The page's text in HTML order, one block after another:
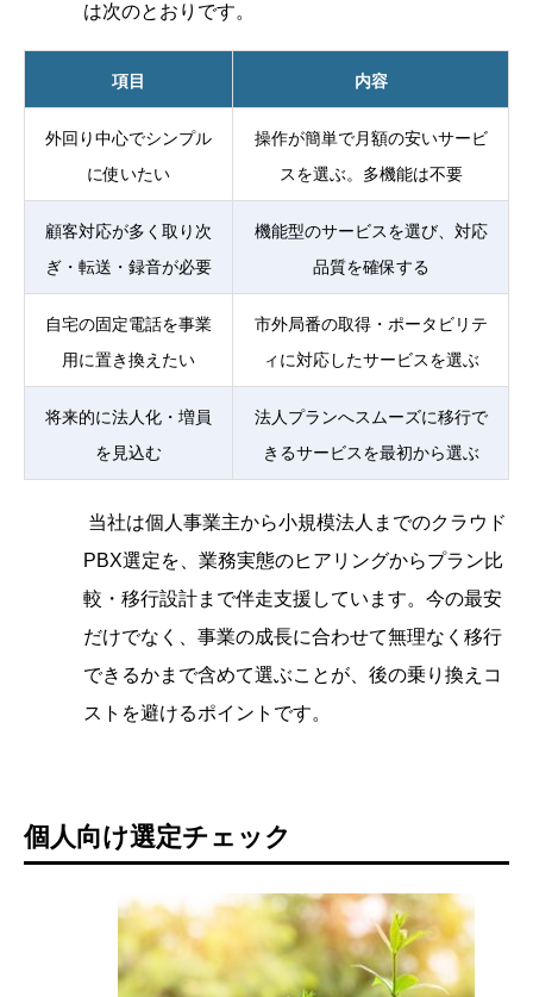
は次のとおりです。
項目 内容
外回り中心でシンプル
に使いたい
操作が簡単で月額の安いサービ
スを選ぶ。多機能は不要
顧客対応が多く取り次
ぎ・転送・録音が必要
機能型のサービスを選び、対応
品質を確保する
自宅の固定電話を事業
用に置き換えたい
市外局番の取得・ポータビリテ
ィに対応したサービスを選ぶ
将来的に法人化・増員
を見込む
法人プランへスムーズに移行で
きるサービスを最初から選ぶ
当社は個人事業主から小規模法人までのクラウド
PBX選定を、業務実態のヒアリングからプラン比
較・移行設計まで伴走支援しています。今の最安
だけでなく、事業の成長に合わせて無理なく移行
できるかまで含めて選ぶことが、後の乗り換えコ
ストを避けるポイントです。
個人向け選定チェック